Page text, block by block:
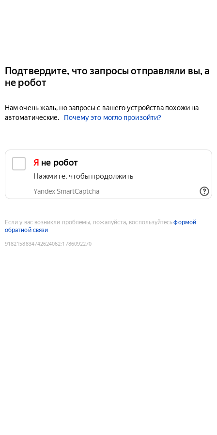
Подтвердите, что запросы отправляли вы, а
не робот
Нам очень жаль, но запросы с вашего устройства похожи на
автоматические.
Почему это могло произойти?
Я не робот
Нажмите, чтобы продолжить
Yandex SmartCaptcha
Если у вас возникли проблемы, пожалуйста, воспользуйтесьформой
обратной связи
9182158834742624062:1786092270